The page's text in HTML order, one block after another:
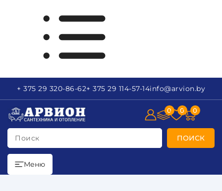
+ 375 29 320-86-62+ 375 29 114-57-14info@arvion.by
Поиск ПОИСК
0 0 0
Меню